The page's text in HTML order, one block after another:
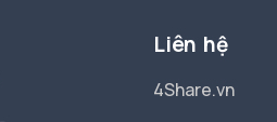
Liên hệ
4Share.vn